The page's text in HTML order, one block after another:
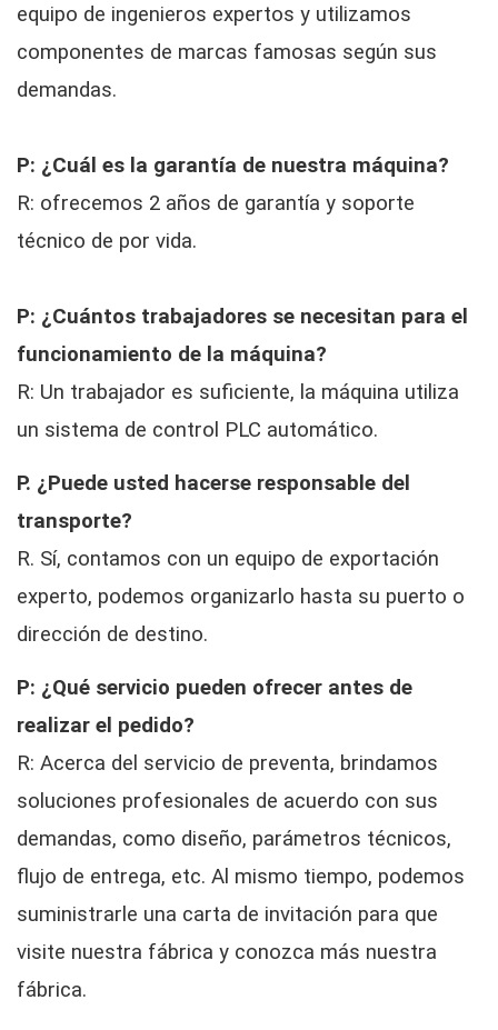
equipo de ingenieros expertos y utilizamos
componentes de marcas famosas según sus
demandas.
P: ¿Cuál es la garantía de nuestra máquina?
R: ofrecemos 2 años de garantía y soporte
técnico de por vida.
P: ¿Cuántos trabajadores se necesitan para el
funcionamiento de la máquina?
R: Un trabajador es suficiente, la máquina utiliza
un sistema de control PLC automático.
P. ¿Puede usted hacerse responsable del
transporte?
R. Sí, contamos con un equipo de exportación
experto, podemos organizarlo hasta su puerto o
dirección de destino.
P: ¿Qué servicio pueden ofrecer antes de
realizar el pedido?
R: Acerca del servicio de preventa, brindamos
soluciones profesionales de acuerdo con sus
demandas, como diseño, parámetros técnicos,
flujo de entrega, etc. Al mismo tiempo, podemos
suministrarle una carta de invitación para que
visite nuestra fábrica y conozca más nuestra
fábrica.